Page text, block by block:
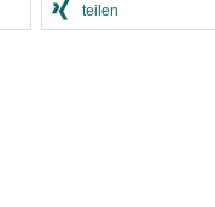
teilen